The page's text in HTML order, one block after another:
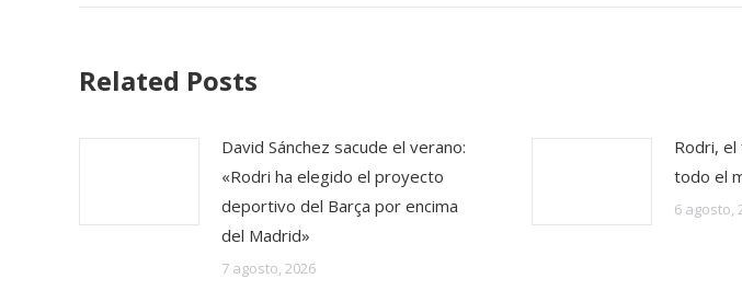
Related Posts
David Sánchez sacude el verano:
«Rodri ha elegido el proyecto
deportivo del Barça por encima
del Madrid»
7 agosto, 2026
Rodri, el
todo el
6 agosto,